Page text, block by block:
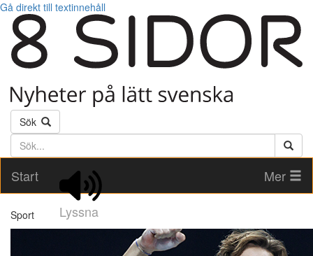
Gå direkt till textinnehåll
Sök
Söktext
Start
Lyssna
Mer
Sport